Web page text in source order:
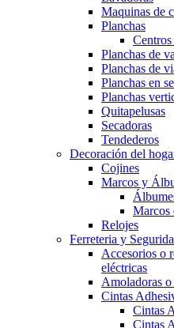
Maquinas de
Planchas
Planchas de
Planchas de
Planchas en
Planchas
Quitapelusas
Secadoras
Tendederos
Decoración del
Cojines
Marcos y
Marcos
Relojes
Ferreteria y
Accesorios o
eléctricas
Amoladoras o
Cintas
Cintas
Cintas